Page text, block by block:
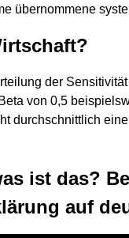
übernommene
der
von 0,5
durchschnittlich
ist das?
auf